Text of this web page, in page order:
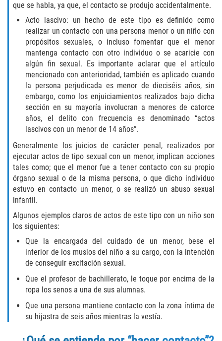
Delitos por los cuales un Menor
puede ser Juzgado como Adulto
División de Justicia Juvenil
Libertad Condicional para Menores
Petición Aceptada
Proyecto de Ley del Senado SB 439
Sello de Registros Juveniles
Tutela de los Tribunales
Tribunal de Delincuencia Juvenil
Delitos de Armas
Armas Prohibidas en California
Aumento de Sentencias por Armas de
Fuego
que se habla, ya que, el contacto se produjo accidentalmente.
Acto lascivo: un hecho de este tipo es definido como
realizar un contacto con una persona menor o un niño con
propósitos sexuales, o incluso fomentar que el menor
mantenga contacto con otro individuo o se acaricie con
algún fin sexual. Es importante aclarar que el artículo
mencionado con anterioridad, también es aplicado cuando
la persona perjudicada es menor de dieciséis años, sin
embargo, como los enjuiciamientos realizados bajo dicha
sección en su mayoría involucran a menores de catorce
años, el delito con frecuencia es denominado “actos
lascivos con un menor de 14 años”.
Generalmente los juicios de carácter penal, realizados por
ejecutar actos de tipo sexual con un menor, implican acciones
tales como; que el menor fue a tener contacto con su propio
órgano sexual o de la misma persona, o que dicho individuo
estuvo en contacto un menor, o se realizó un abuso sexual
infantil.
Algunos ejemplos claros de actos de este tipo con un niño son
los siguientes:
Que la encargada del cuidado de un menor, bese el
interior de los muslos del niño a su cargo, con la intención
de conseguir excitación sexual.
Que el profesor de bachillerato, le toque por encima de la
ropa los senos a una de sus alumnas.
Que una persona mantiene contacto con la zona íntima de
su hijastra de seis años mientras la vestía.